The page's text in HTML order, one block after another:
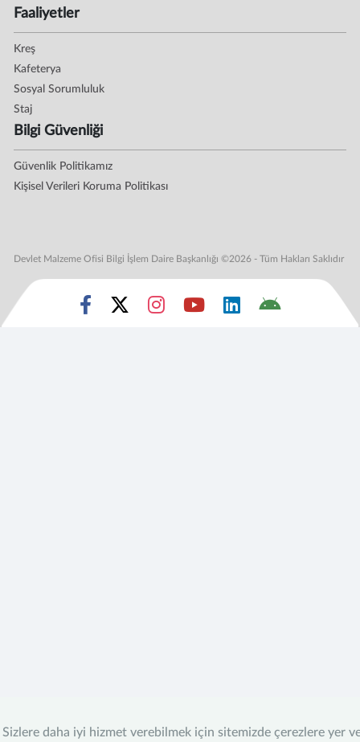
Sizlere daha iyi hizmet verebilmek için sitemizde çerezlere yer
Faaliyetler
Kreş
Kafeterya
Sosyal Sorumluluk
Staj
Bilgi Güvenliği
Güvenlik Politikamız
Kişisel Verileri Koruma Politikası
Devlet Malzeme Ofisi Bilgi İşlem Daire Başkanlığı ©2026 - Tüm Hakları Saklıdır